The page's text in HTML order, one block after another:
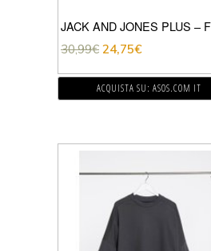
30,99€ 24,75€
ACQUISTA SU: ASOS.COM IT